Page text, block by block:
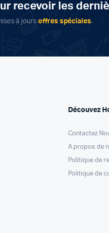
recevoir les
à jours offres spéciales.
Découvez
Contactez
A propos de
Politique de
Politique de